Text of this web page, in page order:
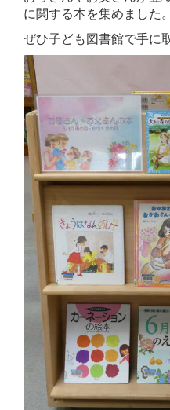
に関する本を集めました。
ぜひ子ども図書館で手に